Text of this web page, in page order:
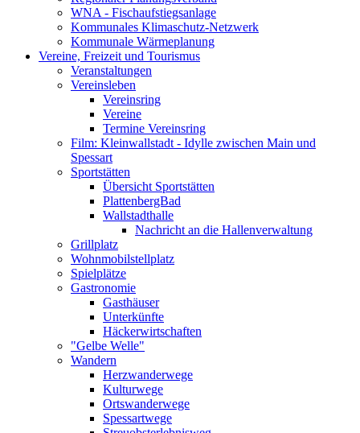
WNA - Fischaufstiegsanlage
Kommunales Klimaschutz-Netzwerk
Kommunale Wärmeplanung
Vereine, Freizeit und Tourismus
Veranstaltungen
Vereinsleben
Vereinsring
Vereine
Termine Vereinsring
Film: Kleinwallstadt - Idylle zwischen Main und
Spessart
Sportstätten
Übersicht Sportstätten
PlattenbergBad
Wallstadthalle
Nachricht an die Hallenverwaltung
Grillplatz
Wohnmobilstellplatz
Spielplätze
Gastronomie
Gasthäuser
Unterkünfte
Häckerwirtschaften
"Gelbe Welle"
Wandern
Herzwanderwege
Kulturwege
Ortswanderwege
Spessartwege